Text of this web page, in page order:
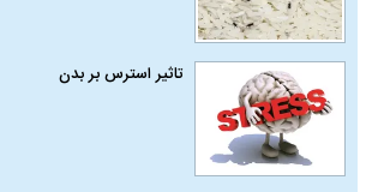
تاثیر استرس بر بدن